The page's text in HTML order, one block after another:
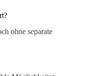
ohne separate